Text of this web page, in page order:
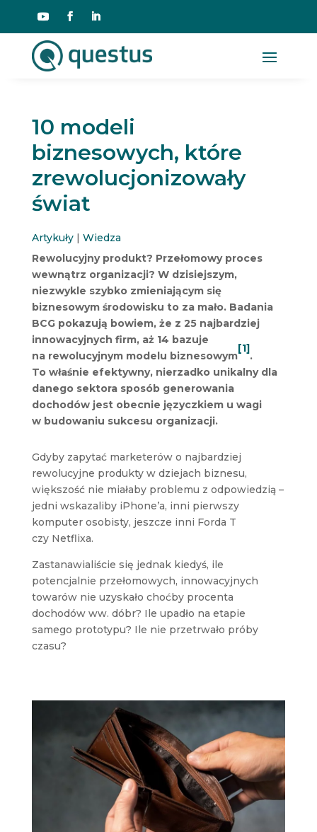
10 modeli
biznesowych, które
zrewolucjonizowały
świat
Artykuły| Wiedza
Rewolucyjny produkt? Przełomowy proces
wewnątrz organizacji? W dzisiejszym,
niezwykle szybko zmieniającym się
biznesowym środowisku to za mało. Badania
BCG pokazują bowiem, że z 25 najbardziej
innowacyjnych firm, aż 14 bazuje
na rewolucyjnym modelu biznesowym
[1]
.
To właśnie efektywny, nierzadko unikalny dla
danego sektora sposób generowania
dochodów jest obecnie języczkiem u wagi
w budowaniu sukcesu organizacji.
Gdyby zapytać marketerów o najbardziej
rewolucyjne produkty w dziejach biznesu,
większość nie miałaby problemu z odpowiedzią –
jedni wskazaliby iPhone’a, inni pierwszy
komputer osobisty, jeszcze inni Forda T
czy Netflixa.
Zastanawialiście się jednak kiedyś, ile
potencjalnie przełomowych, innowacyjnych
towarów nie uzyskało choćby procenta
dochodów ww. dóbr? Ile upadło na etapie
samego prototypu? Ile nie przetrwało próby
czasu?